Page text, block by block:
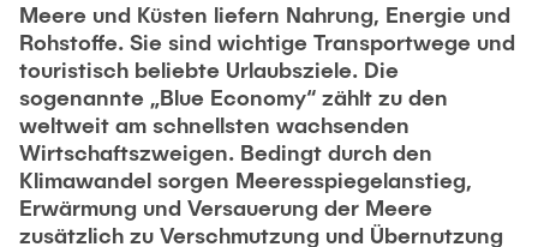
Stellenausschreibungen
Studentische Exkursionen
Versuchslabor
Versuchsrinne
Modellfischtreppe
PUBLIKATIONEN
Meere und Küsten liefern Nahrung, Energie und
Rohstoffe. Sie sind wichtige Transportwege und
touristisch beliebte Urlaubsziele. Die
sogenannte „Blue Economy“ zählt zu den
weltweit am schnellsten wachsenden
Wirtschaftszweigen. Bedingt durch den
Klimawandel sorgen Meeresspiegelanstieg,
Erwärmung und Versauerung der Meere
zusätzlich zu Verschmutzung und Übernutzung